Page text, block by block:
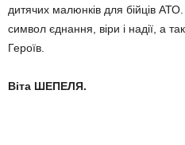
дитячих малюнків для бійців
символ єднання, віри і надії, а
Героїв.
Віта ШЕПЕЛЯ.